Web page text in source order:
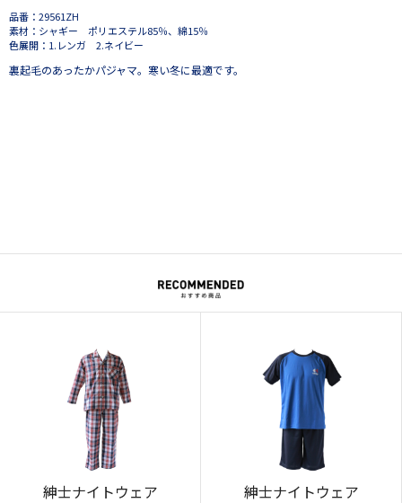
品番：29561ZH
素材：シャギー ポリエステル85％、綿15％
色展開：1.レンガ 2.ネイビー
裏起毛のあったかパジャマ。寒い冬に最適です。
紳士ナイトウェア 紳士ナイトウェア